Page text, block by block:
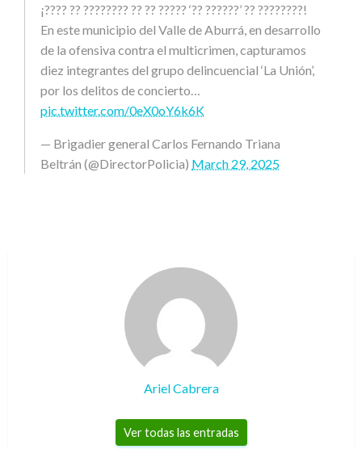
¡???? ?? ???????? ?? ?? ????? ‘?? ??????’ ?? ????????!
En este municipio del Valle de Aburrá, en desarrollo
de la ofensiva contra el multicrimen, capturamos
diez integrantes del grupo delincuencial ‘La Unión’,
por los delitos de concierto…
pic.twitter.com/0eX0oY6k6K
— Brigadier general Carlos Fernando Triana
Beltrán (@DirectorPolicia) March 29, 2025
Ariel Cabrera
Ver todas las entradas